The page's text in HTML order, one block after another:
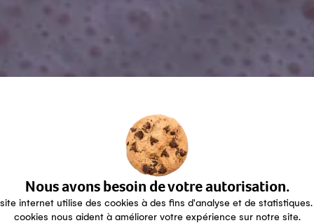
Nous avons besoin de votre autorisation.
internet utilise des cookies à des fins d'analyse et de statistiques.
cookies nous aident à améliorer votre expérience sur notre site.